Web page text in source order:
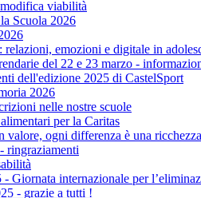
viabilità
Scuola 2026
emozioni e digitale in
del 22 e 23 marzo -
dell'edizione 2025 di CastelSport
2026
nelle nostre scuole
per la Caritas
valore, ogni differenza è una
ringraziamenti
- Giornata internazionale per
- grazie a tutti !